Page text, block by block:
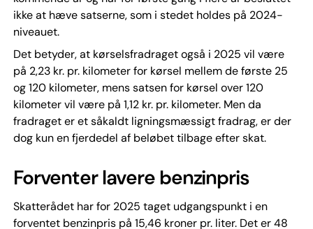
ikke at hæve satserne, som i stedet holdes på 2024-
niveauet.
Det betyder, at kørselsfradraget også i 2025 vil være
på 2,23 kr. pr. kilometer for kørsel mellem de første 25
og 120 kilometer, mens satsen for kørsel over 120
kilometer vil være på 1,12 kr. pr. kilometer. Men da
fradraget er et såkaldt ligningsmæssigt fradrag, er der
dog kun en fjerdedel af beløbet tilbage efter skat.
Forventer lavere benzinpris
Skatterådet har for 2025 taget udgangspunkt i en
forventet benzinpris på 15,46 kroner pr. liter. Det er 48